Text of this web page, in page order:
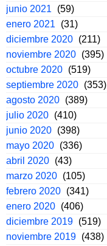
junio 2021
(59)
enero 2021
(31)
diciembre 2020 (211)
noviembre 2020 (395)
octubre 2020 (519)
septiembre 2020 (353)
agosto 2020 (389)
julio 2020 (410)
junio 2020 (398)
mayo 2020 (336)
abril 2020 (43)
marzo 2020 (105)
febrero 2020 (341)
enero 2020 (406)
diciembre 2019 (519)
noviembre 2019 (438)